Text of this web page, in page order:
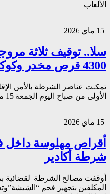
الألعاب
سلا.. توقيف ثلاثة
4300 قرص مخدر وكوكايين وإكستازي
تمكنت عناصر الشرطة بالأمن
الأولى من صباح اليوم الجمعة 15 ماي الجاري، من توقيف ثلاثة
أقراص مهلوسة داخل
شرطة أكادير
أوقفت مصالح الشرطة القضائية
المكلفين بتجهيز فحم